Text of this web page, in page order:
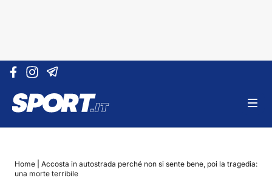
Vai al contenuto
Home
Accosta in autostrada perché non si sente bene, poi la tragedia:
una morte terribile